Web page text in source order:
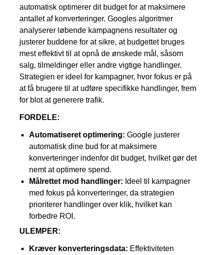
automatisk optimerer dit budget for at maksimere
antallet af konverteringer. Googles algoritmer
analyserer løbende kampagnens resultater og
justerer buddene for at sikre, at budgettet bruges
mest effektivt til at opnå de ønskede mål, såsom
salg, tilmeldinger eller andre vigtige handlinger.
Strategien er ideel for kampagner, hvor fokus er på
at få brugere til at udføre specifikke handlinger, frem
for blot at generere trafik.
FORDELE:
Automatiseret optimering: Google justerer
automatisk dine bud for at maksimere
konverteringer indenfor dit budget, hvilket gør det
nemt at optimere spend.
Målrettet mod handlinger: Ideel til kampagner
med fokus på konverteringer, da strategien
prioriterer handlinger over klik, hvilket kan
forbedre ROI.
ULEMPER:
Kræver konverteringsdata: Effektiviteten